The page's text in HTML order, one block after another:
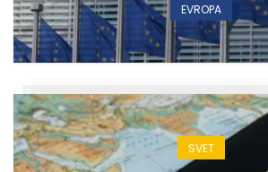
EVROPA
SVET